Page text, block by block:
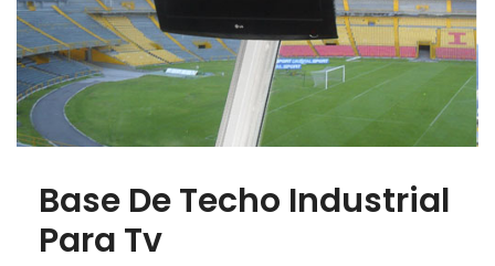
Base De Techo Industrial
Para Tv